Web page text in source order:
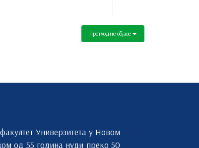
Претходне објаве
Универзитета у Новом
од 55 година нуди преко 50